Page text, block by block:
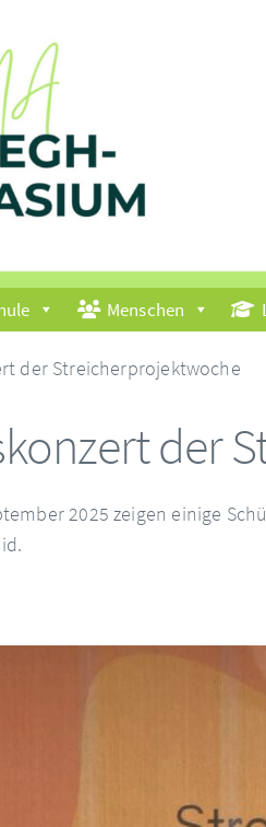
Menschen
der Streicherprojektwoche
der
2025 zeigen einige